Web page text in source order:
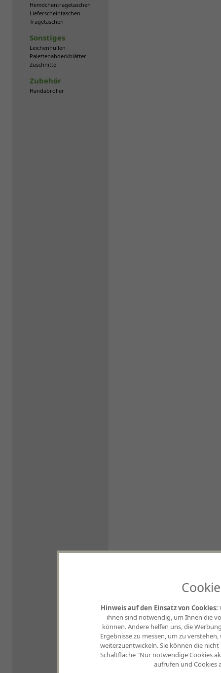
Hemdchentragetaschen
Lieferscheintaschen
Tragetaschen
Sonstiges
Leichenhüllen
Palettenabdeckblätter
Zuschnitte
Zubehör
Handabroller
Hinweis auf den Einsatz von Cookies:
ihnen sind notwendig, um Ihnen die
können. Andere helfen uns, die
Ergebnisse zu messen, um zu
weiterzuentwickeln. Sie können die
Schaltfläche "Nur notwendige Cookies
aufrufen und Cookies